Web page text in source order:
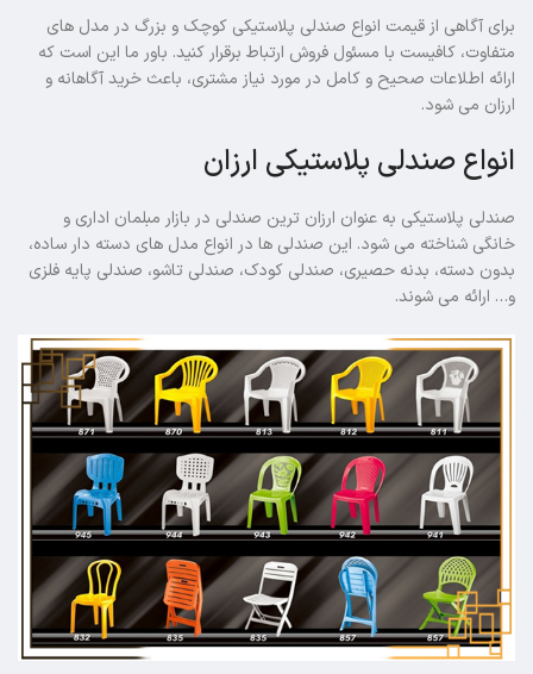
برای آگاهی از قیمت انواع صندلی پلاستیکی کوچک و بزرگ در مدل های
متفاوت، کافیست با مسئول فروش ارتباط برقرار کنید. باور ما این است که
ارائه اطلاعات صحیح و کامل در مورد نیاز مشتری، باعث خرید آگاهانه و
ارزان می شود.
انواع صندلی پلاستیکی ارزان
صندلی پلاستیکی به عنوان ارزان ترین صندلی در بازار مبلمان اداری و
خانگی شناخته می شود. این صندلی ها در انواع مدل های دسته دار ساده،
بدون دسته، بدنه حصیری، صندلی کودک، صندلی تاشو، صندلی پایه فلزی
و… ارائه می شوند.